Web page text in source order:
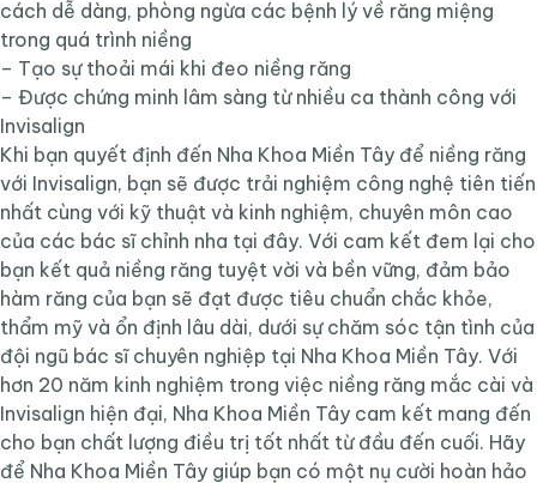
cách dễ dàng, phòng ngừa các bệnh lý về răng miệng
trong quá trình niềng
– Tạo sự thoải mái khi đeo niềng răng
– Được chứng minh lâm sàng từ nhiều ca thành công với
Invisalign
Khi bạn quyết định đến Nha Khoa Miền Tây để niềng răng
với Invisalign, bạn sẽ được trải nghiệm công nghệ tiên tiến
nhất cùng với kỹ thuật và kinh nghiệm, chuyên môn cao
của các bác sĩ chỉnh nha tại đây. Với cam kết đem lại cho
bạn kết quả niềng răng tuyệt vời và bền vững, đảm bảo
hàm răng của bạn sẽ đạt được tiêu chuẩn chắc khỏe,
thẩm mỹ và ổn định lâu dài, dưới sự chăm sóc tận tình của
đội ngũ bác sĩ chuyên nghiệp tại Nha Khoa Miền Tây. Với
hơn 20 năm kinh nghiệm trong việc niềng răng mắc cài và
Invisalign hiện đại, Nha Khoa Miền Tây cam kết mang đến
cho bạn chất lượng điều trị tốt nhất từ đầu đến cuối. Hãy
để Nha Khoa Miền Tây giúp bạn có một nụ cười hoàn hảo